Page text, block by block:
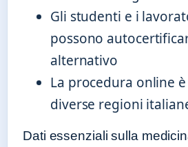
Gli studenti e i
possono
alternativo
La procedura online
diverse regioni
Dati essenziali sulla